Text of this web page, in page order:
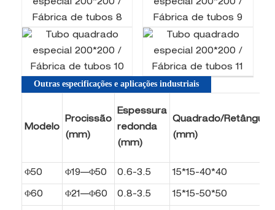
Outras especificações e aplicações industriais
Modelo
Procissão
(mm)
Espessura
redonda
(mm)
Quadrado/Retângulo
(mm)
Φ50 Φ19—Φ50 0.6-3.5 15*15-40*40
Φ60 Φ21—Φ60 0.8-3.5 15*15-50*50